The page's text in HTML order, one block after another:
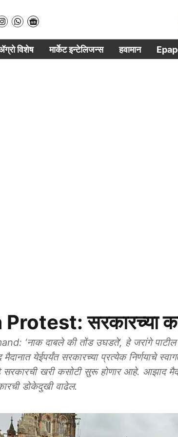
विशेष मार्केट इन्टेलिजन्स हवामान
सरकारच्या
‘नाक दाबले की तोंड उघडते’, हे जरांगे पाटील
येईपर्यंत सरकारच्या प्रत्येक निर्णयाचे
खरी कसोटी सुरू होणार आहे. आझाद
डोकेदुखी वाढेल.